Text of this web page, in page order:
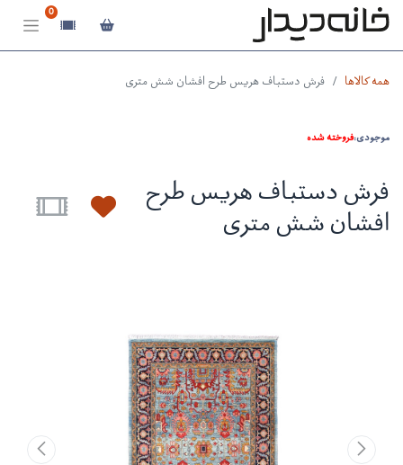
0
همه کالاها فرش دستباف هریس طرح افشان شش متری
موجودی:فروخته شده
فرش دستباف هریس طرح
افشان شش متری